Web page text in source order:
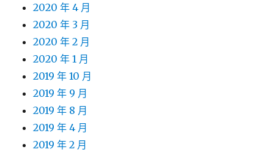
2020 年 4 月
2020 年 3 月
2020 年 2 月
2020 年 1 月
2019 年 10 月
2019 年 9 月
2019 年 8 月
2019 年 4 月
2019 年 2 月